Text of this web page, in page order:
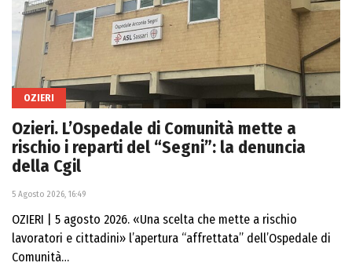
OZIERI
Ozieri. L’Ospedale di Comunità mette a
rischio i reparti del “Segni”: la denuncia
della Cgil
5 Agosto 2026, 16:49
OZIERI | 5 agosto 2026. «Una scelta che mette a rischio
lavoratori e cittadini» l’apertura “affrettata” dell’Ospedale di
Comunità…